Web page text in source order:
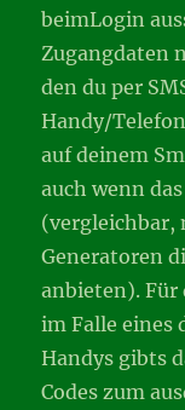
beimLogin
Zugangdaten
den du per
Handy/
auf deinem
auch wenn
(vergleichbar,
Generatoren
anbieten). Für
im Falle eines
Handys gibts
Codes zum